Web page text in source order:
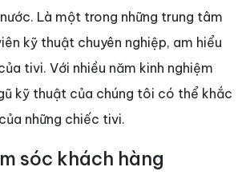
Là một trong những trung tâm
kỹ thuật chuyên nghiệp, am hiểu
tivi. Với nhiều năm kinh nghiệm
kỹ thuật của chúng tôi có thể khắc
những chiếc tivi.
sóc khách hàng